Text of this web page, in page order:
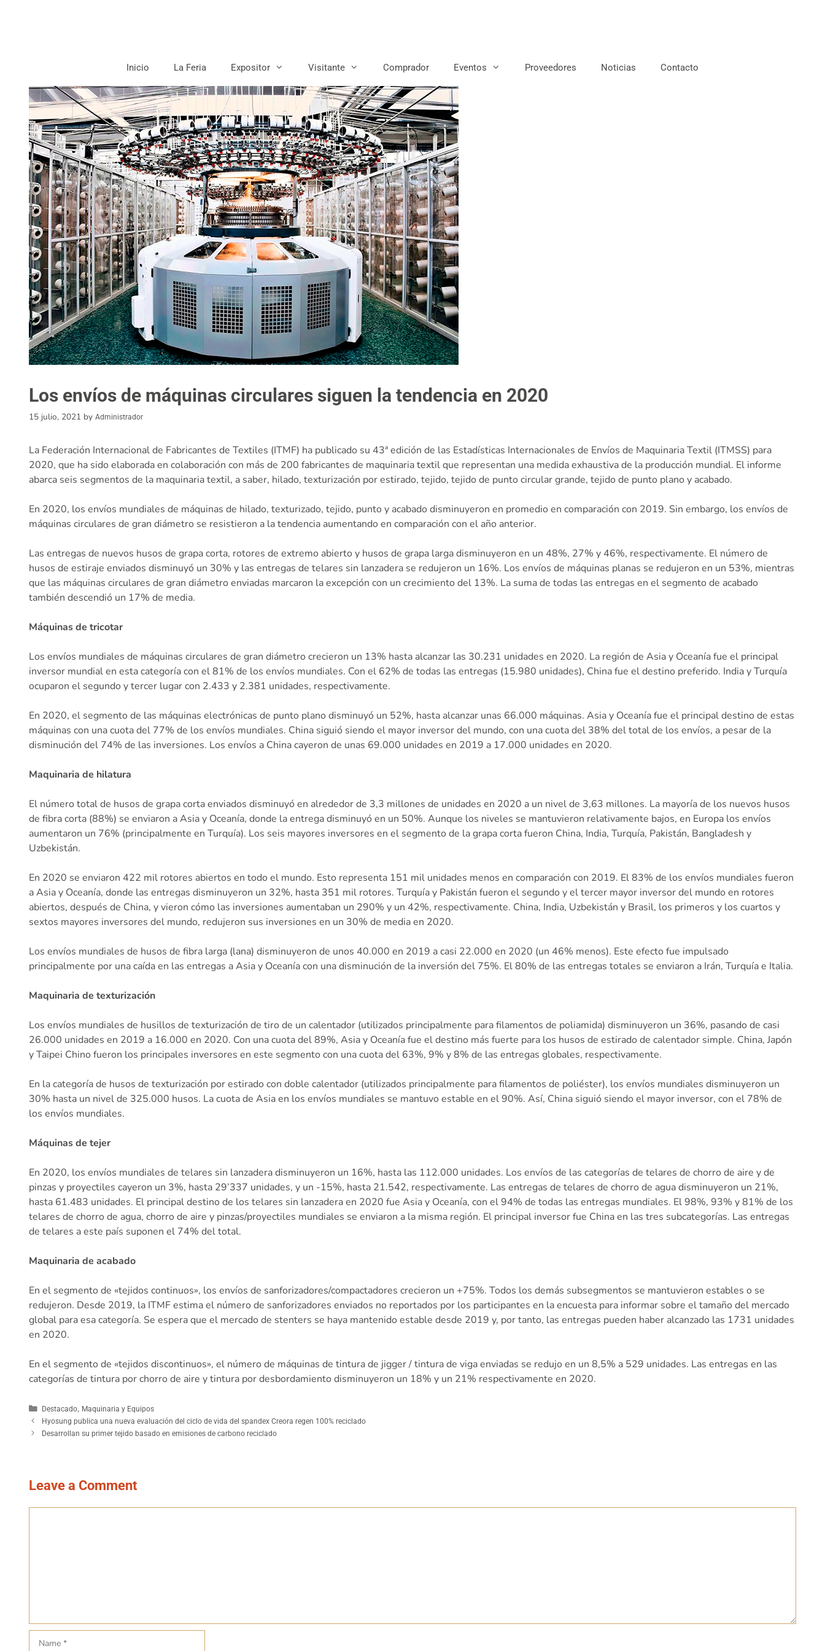
Inicio La Feria Expositor Visitante Comprador Eventos Proveedores Noticias Contacto
Los envíos de máquinas circulares siguen la tendencia en 2020
15 julio, 2021 by Administrador
La Federación Internacional de Fabricantes de Textiles (ITMF) ha publicado su 43ª edición de las Estadísticas Internacionales de Envíos de Maquinaria Textil (ITMSS) para
2020, que ha sido elaborada en colaboración con más de 200 fabricantes de maquinaria textil que representan una medida exhaustiva de la producción mundial. El informe
abarca seis segmentos de la maquinaria textil, a saber, hilado, texturización por estirado, tejido, tejido de punto circular grande, tejido de punto plano y acabado.
En 2020, los envíos mundiales de máquinas de hilado, texturizado, tejido, punto y acabado disminuyeron en promedio en comparación con 2019. Sin embargo, los envíos de
máquinas circulares de gran diámetro se resistieron a la tendencia aumentando en comparación con el año anterior.
Las entregas de nuevos husos de grapa corta, rotores de extremo abierto y husos de grapa larga disminuyeron en un 48%, 27% y 46%, respectivamente. El número de
husos de estiraje enviados disminuyó un 30% y las entregas de telares sin lanzadera se redujeron un 16%. Los envíos de máquinas planas se redujeron en un 53%, mientras
que las máquinas circulares de gran diámetro enviadas marcaron la excepción con un crecimiento del 13%. La suma de todas las entregas en el segmento de acabado
también descendió un 17% de media.
Máquinas de tricotar
Los envíos mundiales de máquinas circulares de gran diámetro crecieron un 13% hasta alcanzar las 30.231 unidades en 2020. La región de Asia y Oceanía fue el principal
inversor mundial en esta categoría con el 81% de los envíos mundiales. Con el 62% de todas las entregas (15.980 unidades), China fue el destino preferido. India y Turquía
ocuparon el segundo y tercer lugar con 2.433 y 2.381 unidades, respectivamente.
En 2020, el segmento de las máquinas electrónicas de punto plano disminuyó un 52%, hasta alcanzar unas 66.000 máquinas. Asia y Oceanía fue el principal destino de estas
máquinas con una cuota del 77% de los envíos mundiales. China siguió siendo el mayor inversor del mundo, con una cuota del 38% del total de los envíos, a pesar de la
disminución del 74% de las inversiones. Los envíos a China cayeron de unas 69.000 unidades en 2019 a 17.000 unidades en 2020.
Maquinaria de hilatura
El número total de husos de grapa corta enviados disminuyó en alrededor de 3,3 millones de unidades en 2020 a un nivel de 3,63 millones. La mayoría de los nuevos husos
de fibra corta (88%) se enviaron a Asia y Oceanía, donde la entrega disminuyó en un 50%. Aunque los niveles se mantuvieron relativamente bajos, en Europa los envíos
aumentaron un 76% (principalmente en Turquía). Los seis mayores inversores en el segmento de la grapa corta fueron China, India, Turquía, Pakistán, Bangladesh y
Uzbekistán.
En 2020 se enviaron 422 mil rotores abiertos en todo el mundo. Esto representa 151 mil unidades menos en comparación con 2019. El 83% de los envíos mundiales fueron
a Asia y Oceanía, donde las entregas disminuyeron un 32%, hasta 351 mil rotores. Turquía y Pakistán fueron el segundo y el tercer mayor inversor del mundo en rotores
abiertos, después de China, y vieron cómo las inversiones aumentaban un 290% y un 42%, respectivamente. China, India, Uzbekistán y Brasil, los primeros y los cuartos y
sextos mayores inversores del mundo, redujeron sus inversiones en un 30% de media en 2020.
Los envíos mundiales de husos de fibra larga (lana) disminuyeron de unos 40.000 en 2019 a casi 22.000 en 2020 (un 46% menos). Este efecto fue impulsado
principalmente por una caída en las entregas a Asia y Oceanía con una disminución de la inversión del 75%. El 80% de las entregas totales se enviaron a Irán, Turquía e Italia.
Maquinaria de texturización
Los envíos mundiales de husillos de texturización de tiro de un calentador (utilizados principalmente para filamentos de poliamida) disminuyeron un 36%, pasando de casi
26.000 unidades en 2019 a 16.000 en 2020. Con una cuota del 89%, Asia y Oceanía fue el destino más fuerte para los husos de estirado de calentador simple. China, Japón
y Taipei Chino fueron los principales inversores en este segmento con una cuota del 63%, 9% y 8% de las entregas globales, respectivamente.
En la categoría de husos de texturización por estirado con doble calentador (utilizados principalmente para filamentos de poliéster), los envíos mundiales disminuyeron un
30% hasta un nivel de 325.000 husos. La cuota de Asia en los envíos mundiales se mantuvo estable en el 90%. Así, China siguió siendo el mayor inversor, con el 78% de
los envíos mundiales.
Máquinas de tejer
En 2020, los envíos mundiales de telares sin lanzadera disminuyeron un 16%, hasta las 112.000 unidades. Los envíos de las categorías de telares de chorro de aire y de
pinzas y proyectiles cayeron un 3%, hasta 29’337 unidades, y un -15%, hasta 21.542, respectivamente. Las entregas de telares de chorro de agua disminuyeron un 21%,
hasta 61.483 unidades. El principal destino de los telares sin lanzadera en 2020 fue Asia y Oceanía, con el 94% de todas las entregas mundiales. El 98%, 93% y 81% de los
telares de chorro de agua, chorro de aire y pinzas/proyectiles mundiales se enviaron a la misma región. El principal inversor fue China en las tres subcategorías. Las entregas
de telares a este país suponen el 74% del total.
Maquinaria de acabado
En el segmento de «tejidos continuos», los envíos de sanforizadores/compactadores crecieron un +75%. Todos los demás subsegmentos se mantuvieron estables o se
redujeron. Desde 2019, la ITMF estima el número de sanforizadores enviados no reportados por los participantes en la encuesta para informar sobre el tamaño del mercado
global para esa categoría. Se espera que el mercado de stenters se haya mantenido estable desde 2019 y, por tanto, las entregas pueden haber alcanzado las 1731 unidades
en 2020.
En el segmento de «tejidos discontinuos», el número de máquinas de tintura de jigger / tintura de viga enviadas se redujo en un 8,5% a 529 unidades. Las entregas en las
categorías de tintura por chorro de aire y tintura por desbordamiento disminuyeron un 18% y un 21% respectivamente en 2020.
Destacado, Maquinaria y Equipos
Hyosung publica una nueva evaluación del ciclo de vida del spandex Creora regen 100% reciclado
Desarrollan su primer tejido basado en emisiones de carbono reciclado
Leave a Comment